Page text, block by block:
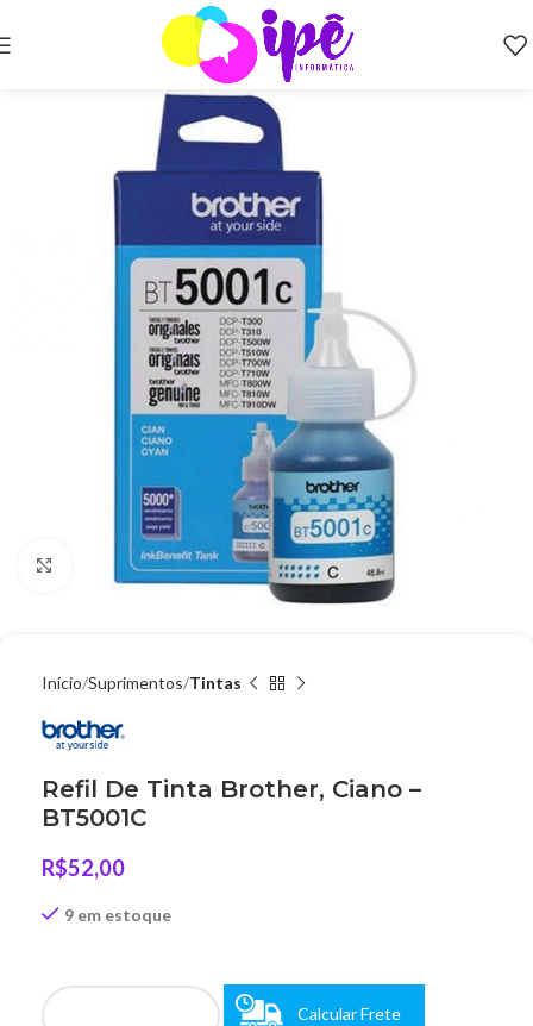
Clique para ampliar
Início Suprimentos Tintas
Refil De Tinta Brother, Ciano –
BT5001C
R$52,00
9 em estoque
Calcular Frete